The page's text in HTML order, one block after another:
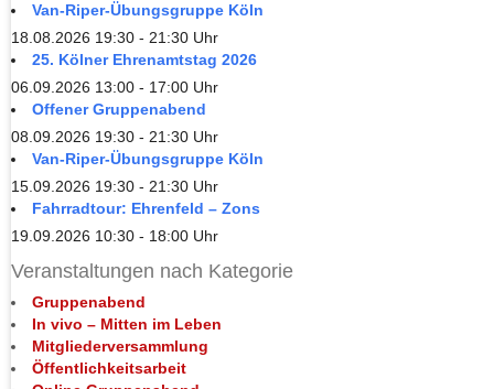
Van-Riper-Übungsgruppe Köln
18.08.2026 19:30 - 21:30 Uhr
25. Kölner Ehrenamtstag 2026
06.09.2026 13:00 - 17:00 Uhr
Offener Gruppenabend
08.09.2026 19:30 - 21:30 Uhr
Van-Riper-Übungsgruppe Köln
15.09.2026 19:30 - 21:30 Uhr
Fahrradtour: Ehrenfeld – Zons
19.09.2026 10:30 - 18:00 Uhr
Veranstaltungen nach Kategorie
Gruppenabend
In vivo – Mitten im Leben
Mitgliederversammlung
Öffentlichkeitsarbeit